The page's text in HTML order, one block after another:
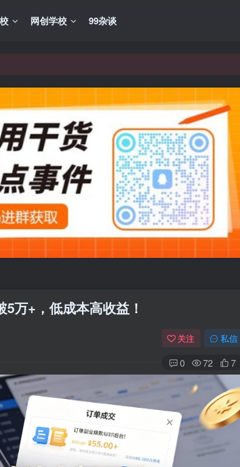
网创学校 99杂谈
教程、创业教程、网络营销教程、自媒体短视频教程等，长
万+，低成本高收益！
关注 私信
0 72 7